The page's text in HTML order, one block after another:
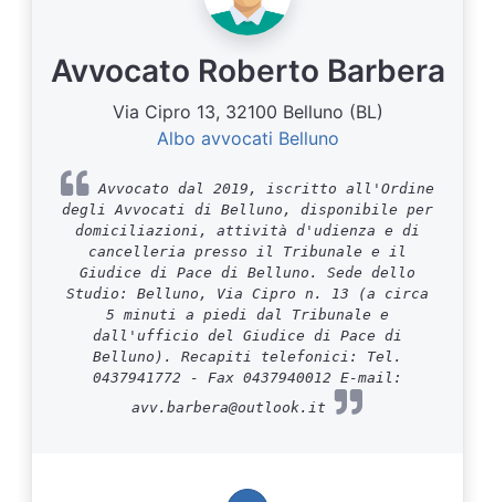
Avvocato Roberto Barbera
Via Cipro 13, 32100 Belluno (BL)
Albo avvocati Belluno
Avvocato dal 2019, iscritto all'Ordine
degli Avvocati di Belluno, disponibile per
domiciliazioni, attività d'udienza e di
cancelleria presso il Tribunale e il
Giudice di Pace di Belluno. Sede dello
Studio: Belluno, Via Cipro n. 13 (a circa
5 minuti a piedi dal Tribunale e
dall'ufficio del Giudice di Pace di
Belluno). Recapiti telefonici: Tel.
0437941772 - Fax 0437940012 E-mail:
avv.barbera@outlook.it